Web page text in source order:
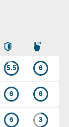
5.5 6
6 6
6 3